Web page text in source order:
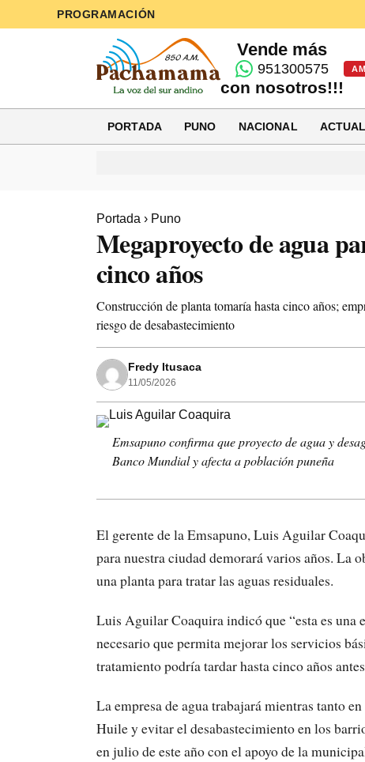
PROGRAMACIÓN
Vende más
951300575
con nosotros!!!
AM
PORTADA PUNO NACIONAL
Portada › Puno
Megaproyecto de agua
cinco años
Construcción de planta tomaría hasta cinco años;
riesgo de desabastecimiento
Fredy Itusaca
11/05/2026
Emsapuno confirma que proyecto de agua y
Banco Mundial y afecta a población puneña
El gerente de la Emsapuno, Luis Aguilar
para nuestra ciudad demorará varios años. La
una planta para tratar las aguas residuales.
Luis Aguilar Coaquira indicó que “esta es
necesario que permita mejorar los servicios
tratamiento podría tardar hasta cinco años
La empresa de agua trabajará mientras tanto
Huile y evitar el desabastecimiento en los
en julio de este año con el apoyo de la